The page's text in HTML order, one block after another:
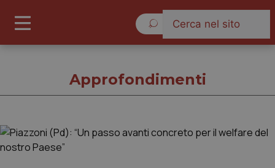
Approfondimenti